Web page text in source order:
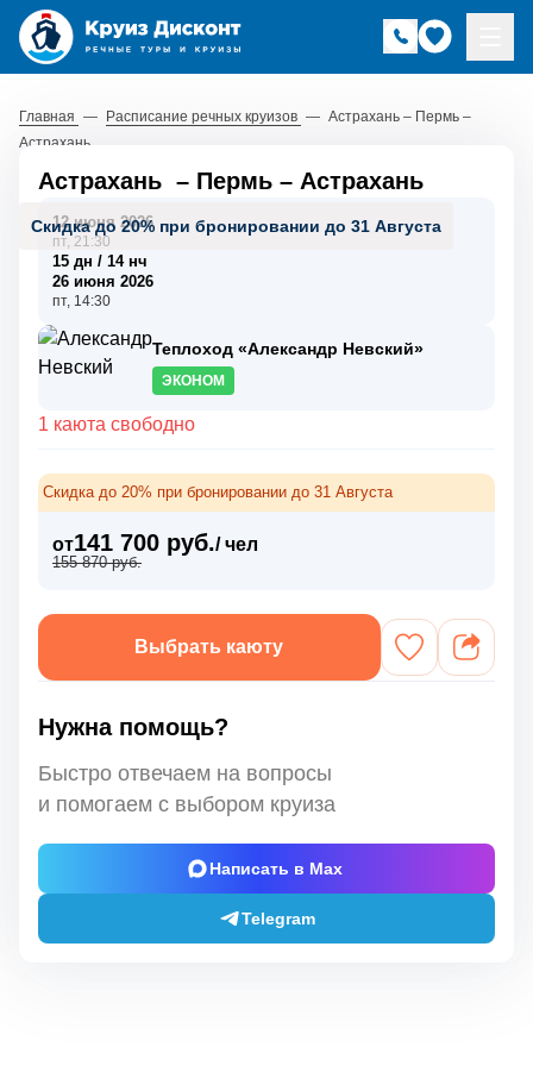
Главная — Расписание речных круизов — Астрахань – Пермь –
Астрахань
Скидка до 20% при бронировании до 31 Августа
Астрахань – Пермь – Астрахань
12 июня 2026
пт, 21:30
15 дн / 14 нч
26 июня 2026
пт, 14:30
Теплоход «Александр Невский»
ЭКОНОМ
1 каюта свободно
Скидка до 20% при бронировании до 31 Августа
от141 700 руб./ чел
155 870 руб.
Выбрать каюту
Нужна помощь?
Быстро отвечаем на вопросы
и помогаем с выбором круиза
Написать в Max
Telegram